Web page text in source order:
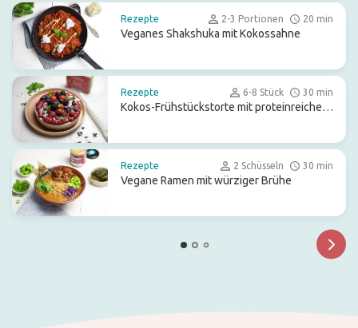
Rezepte 2-3 Portionen 20 min
Veganes Shakshuka mit Kokossahne
Rezepte 6-8 Stück 30 min
Kokos-Frühstückstorte mit proteinreichem
Rezepte 2 Schüsseln 30 min
Vegane Ramen mit würziger Brühe